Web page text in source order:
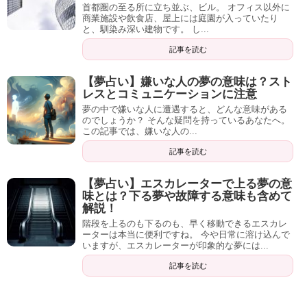
首都圏の至る所に立ち並ぶ、ビル。 オフィス以外に
商業施設や飲食店、屋上には庭園が入っていたり
と、馴染み深い建物です。 し...
記事を読む
【夢占い】嫌いな人の夢の意味は？スト
レスとコミュニケーションに注意
夢の中で嫌いな人に遭遇すると、どんな意味がある
のでしょうか？ そんな疑問を持っているあなたへ。
この記事では、嫌いな人の...
記事を読む
【夢占い】エスカレーターで上る夢の意
味とは？下る夢や故障する意味も含めて
解説！
階段を上るのも下るのも、早く移動できるエスカレ
ーターは本当に便利ですね。 今や日常に溶け込んで
いますが、エスカレーターが印象的な夢には...
記事を読む